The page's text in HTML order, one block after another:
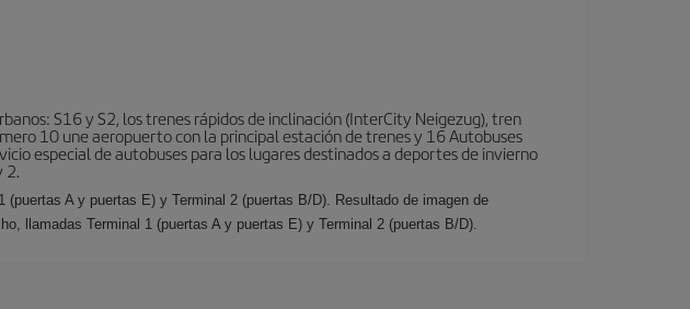
S16 y S2, los trenes rápidos de inclinación (InterCity Neigezug), tren
10 une aeropuerto con la principal estación de trenes y 16 Autobuses
especial de autobuses para los lugares destinados a deportes de invierno
2.
A y puertas E) y Terminal 2 (puertas B/D). Resultado de imagen de
llamadas Terminal 1 (puertas A y puertas E) y Terminal 2 (puertas B/D).